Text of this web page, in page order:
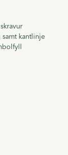
kantlinje